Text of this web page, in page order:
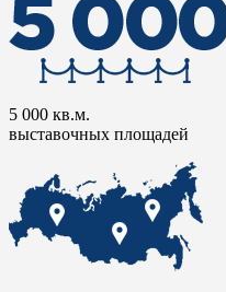
5 000 кв.м.
выставочных площадей